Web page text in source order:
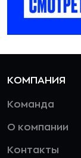
КОМПАНИЯ
Команда
О компании
Контакты